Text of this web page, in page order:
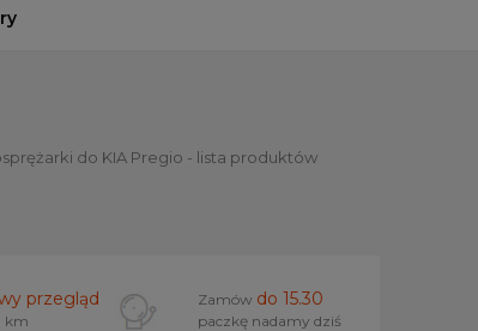
do KIA Pregio - lista produktów
przegląd
km
Zamów do 15.30
paczkę nadamy dziś